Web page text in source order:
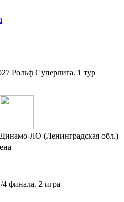
Рольф Суперлига. 1 тур
Динамо-ЛО (Ленинградская обл.)
финала. 2 игра